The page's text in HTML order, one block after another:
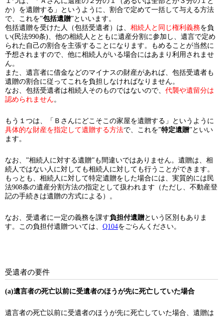
か）を遺贈する」というように、割合で定めて一括して与える方法
で、これを”包括遺贈”といいます。
包括遺贈を受けた人（包括受遺者）は、 相続人と同じ権利義務を負
い(民法990条)、他の相続人とともに遺産分割に参加し、遺言で定め
られた自己の割合を主張することになります。もめることが当然に
予想されますので、他に相続人がいる場合にはあまり利用されませ
ん。
また、遺言者に借金などのマイナスの財産があれば、包括受遺者も
遺贈の割合に従ってこれを負担しなければなりません。
なお、包括受遺者は相続人そのものではないので、 代襲や遺留分は
認められません。
もう１つは、「Ｂさんにどこそこの家屋を遺贈する」というように
具体的な財産を指定して遺贈する方法で、これを”特定遺贈”といい
ます。
なお、”相続人に対する遺贈”も間違いではありません。遺贈は、相
続人ではない人に対しても相続人に対しても行うことができます。
もっとも、相続人に対して特定遺贈をした場合には、実質的には民
法908条の遺産分割方法の指定として扱われます（ただし、不動産登
記の手続きは遺贈の方式による）。
なお、受遺者に一定の義務を課す負担付遺贈という区別もありま
す。この負担付遺贈ついては、 Q104をごらんください。
受遺者の要件
(a)遺言者の死亡以前に受遺者のほうが先に死亡していた場合
遺言者の死亡以前に受遺者のほうが先に死亡していた場合、遺贈は